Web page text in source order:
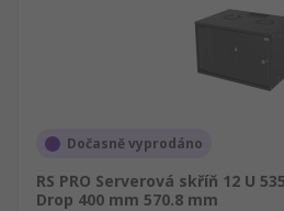
Dočasně vyprodáno
RS PRO Serverová skříň 12 U
Drop 400 mm 570.8 mm